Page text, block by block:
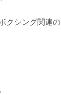
クシング関連の